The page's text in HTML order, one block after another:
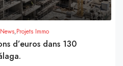
,Projets Immo
d’euros dans 130